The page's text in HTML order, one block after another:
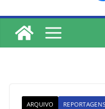
ARQUIVO REPORTAGENS